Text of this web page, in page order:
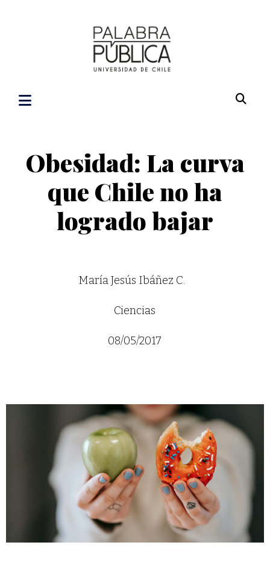
Obesidad: La curva
que Chile no ha
logrado bajar
María Jesús Ibáñez C.
Ciencias
08/05/2017